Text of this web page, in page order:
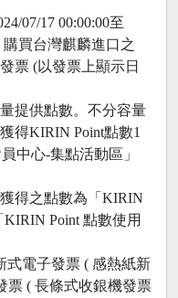
07/17 00:00:00至
購買台灣麒麟進口之
票 (以發票上顯示日
提供點數。不分容量
得KIRIN Point點數1
中心-集點活動區」
得之點數為「KIRIN
Point 點數使用
式電子發票 ( 感熱紙新
票 ( 長條式收銀機發票